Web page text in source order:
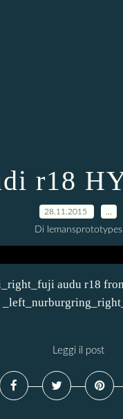
r18
28.11.2015
Di lemansprototypes
audu r18
Leggi il post